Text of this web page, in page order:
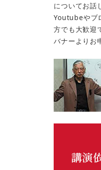
についてお話
Youtubeやブ
方でも大歓迎
バナーよりお